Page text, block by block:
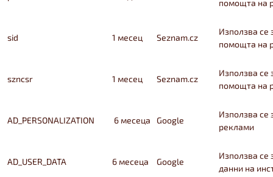
помощта на
sid 1 месец Seznam.cz
Използва се
помощта на
szncsr 1 месец Seznam.cz
Използва се
помощта на
AD_PERSONALIZATION 6 месеца Google
Използва се
реклами
AD_USER_DATA 6 месеца Google
Използва се
данни на